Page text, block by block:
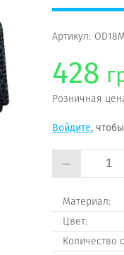
Артикул: OD18M
428
Розничная
Войдите,
-
Материал:
Цвет:
Количество